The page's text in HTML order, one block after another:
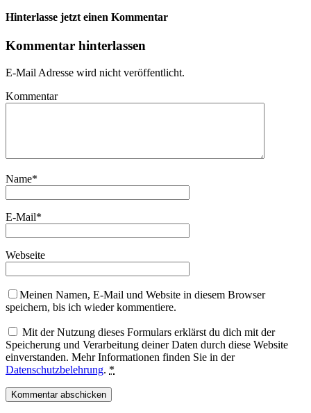
Hinterlasse jetzt einen Kommentar
Kommentar hinterlassen
E-Mail Adresse wird nicht veröffentlicht.
Kommentar
Name*
E-Mail*
Webseite
Meinen Namen, E-Mail und Website in diesem Browser
speichern, bis ich wieder kommentiere.
Mit der Nutzung dieses Formulars erklärst du dich mit der
Speicherung und Verarbeitung deiner Daten durch diese Website
einverstanden. Mehr Informationen finden Sie in der
Datenschutzbelehrung. *